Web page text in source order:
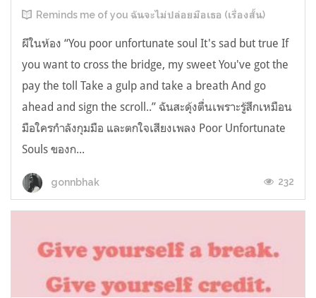
Reminds me of you ฉันจะไม่ปล่อยมือเธอ (เรื่องสั้น)
ผีในห้อง “You poor unfortunate soul It's sad but true If
you want to cross the bridge, my sweet You've got the
pay the toll Take a gulp and take a breath And go
ahead and sign the scroll..” ฉันสะดุ้งตื่นเพราะรู้สึกเหมือน
มือใครกำลังกุมมือ และตกใจเสียงเพลง Poor Unfortunate
Souls ของก...
gonnbhak 232